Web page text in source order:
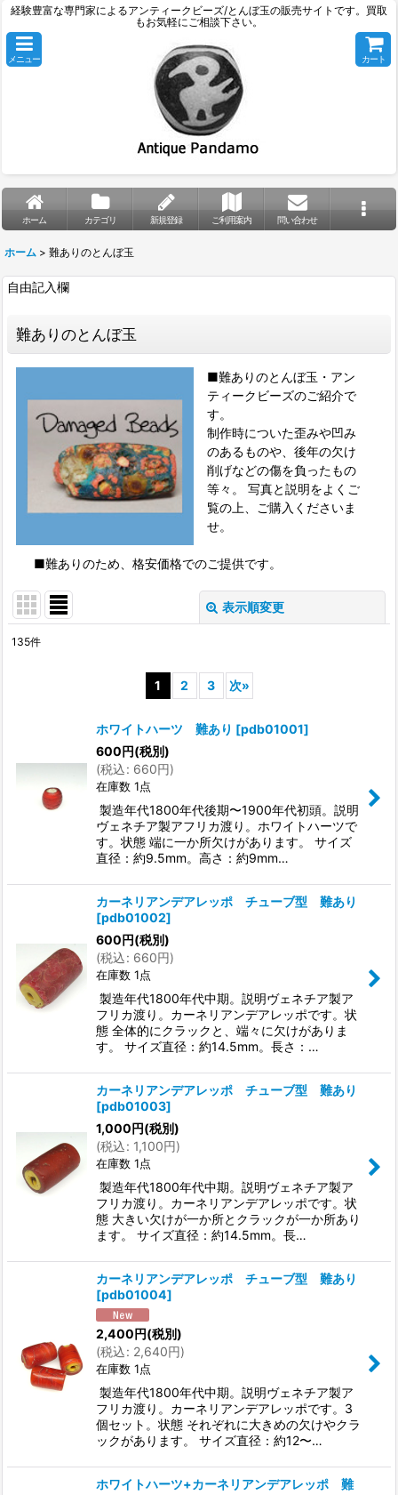
経験豊富な専門家によるアンティークビーズ/とんぼ玉の販売サイトです。買取
もお気軽にご相談下さい。
メニュー カート
ホーム カテゴリ 新規登録 ご利用案内 問い合わせ
ホーム > 難ありのとんぼ玉
自由記入欄
難ありのとんぼ玉
■難ありのとんぼ玉・アン
ティークビーズのご紹介で
す。
制作時についた歪みや凹み
のあるものや、後年の欠け
削げなどの傷を負ったもの
等々。 写真と説明をよくご
覧の上、ご購入くださいま
せ。
■難ありのため、格安価格でのご提供です。
表示順変更
135件
1 2 3 次»
ホワイトハーツ 難あり [pdb01001]
600円(税別)
(税込: 660円)
在庫数 1点
製造年代1800年代後期〜1900年代初頭。説明
ヴェネチア製アフリカ渡り。ホワイトハーツで
す。状態 端に一か所欠けがあります。 サイズ
直径：約9.5mm。高さ：約9mm…
カーネリアンデアレッポ チューブ型 難あり
[pdb01002]
600円(税別)
(税込: 660円)
在庫数 1点
製造年代1800年代中期。説明ヴェネチア製ア
フリカ渡り。カーネリアンデアレッポです。状
態 全体的にクラックと、端々に欠けがありま
す。 サイズ直径：約14.5mm。長さ：…
カーネリアンデアレッポ チューブ型 難あり
[pdb01003]
1,000円(税別)
(税込: 1,100円)
在庫数 1点
製造年代1800年代中期。説明ヴェネチア製ア
フリカ渡り。カーネリアンデアレッポです。状
態 大きい欠けが一か所とクラックが一か所あり
ます。 サイズ直径：約14.5mm。長…
カーネリアンデアレッポ チューブ型 難あり
[pdb01004]
2,400円(税別)
(税込: 2,640円)
在庫数 1点
製造年代1800年代中期。説明ヴェネチア製ア
フリカ渡り。カーネリアンデアレッポです。3
個セット。状態 それぞれに大きめの欠けやクラ
ックがあります。 サイズ直径：約12〜…
ホワイトハーツ+カーネリアンデアレッポ 難